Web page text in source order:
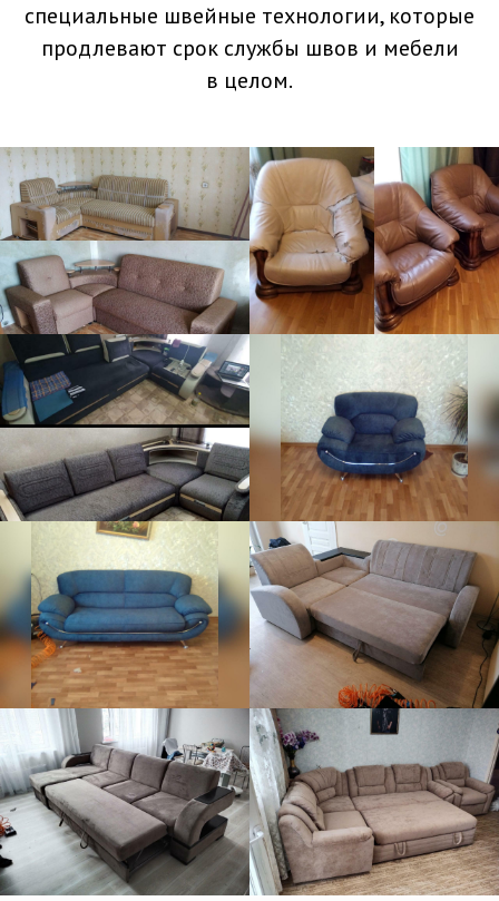
специальные швейные технологии, которые
продлевают срок службы швов и мебели
в целом.